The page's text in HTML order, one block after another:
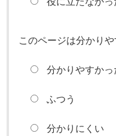
このページは分かり
分かりやすかっ
ふつう
分かりにくい